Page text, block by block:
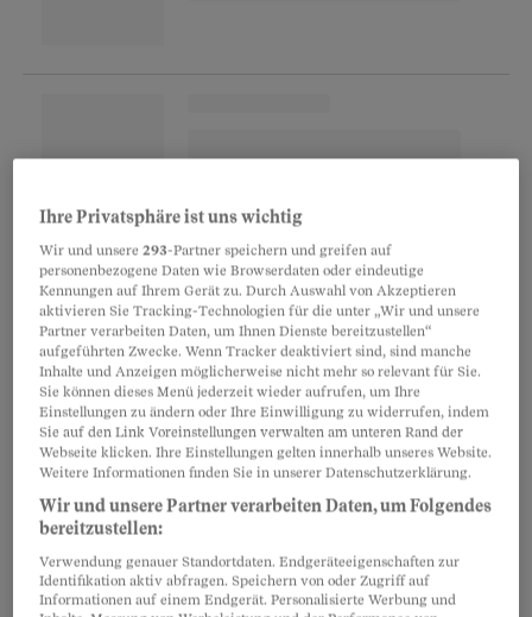
In der Regel reichen sechs Monate
Grundsätzlich ist ein Praktikum dann sinnvoll,
wenn die praktische Erfahrung für den
Berufseinstieg fehlt. Etwa wenn jemand nur eine
theoretische Ausbildung gemacht hat oder den
Beruf wechselt. Wertvoll kann es aber auch für
Wiedereinsteiger sein.
«Im Idealfall sollte das Praktikum in eine
Ausbildung eingebettet sein», sagt Jürg
Zellweger, Ressortleiter Bildung beim
Ihre Privatsphäre ist uns wichtig
Wir und unsere293-Partner speichern und greifen auf
personenbezogene Daten wie Browserdaten oder eindeutige
Kennungen auf Ihrem Gerät zu. Durch Auswahl von Akzeptieren
aktivieren Sie Tracking-Technologien für die unter „Wir und unsere
Partner verarbeiten Daten, um Ihnen Dienste bereitzustellen“
aufgeführten Zwecke. Wenn Tracker deaktiviert sind, sind manche
Inhalte und Anzeigen möglicherweise nicht mehr so relevant für Sie.
Sie können dieses Menü jederzeit wieder aufrufen, um Ihre
Einstellungen zu ändern oder Ihre Einwilligung zu widerrufen, indem
Sie auf den Link Voreinstellungen verwalten am unteren Rand der
Webseite klicken. Ihre Einstellungen gelten innerhalb unseres Website.
Weitere Informationen finden Sie in unserer Datenschutzerklärung.
Wir und unsere Partner verarbeiten Daten, um Folgendes
bereitzustellen:
Verwendung genauer Standortdaten. Endgeräteeigenschaften zur
Identifikation aktiv abfragen. Speichern von oder Zugriff auf
Informationen auf einem Endgerät. Personalisierte Werbung und